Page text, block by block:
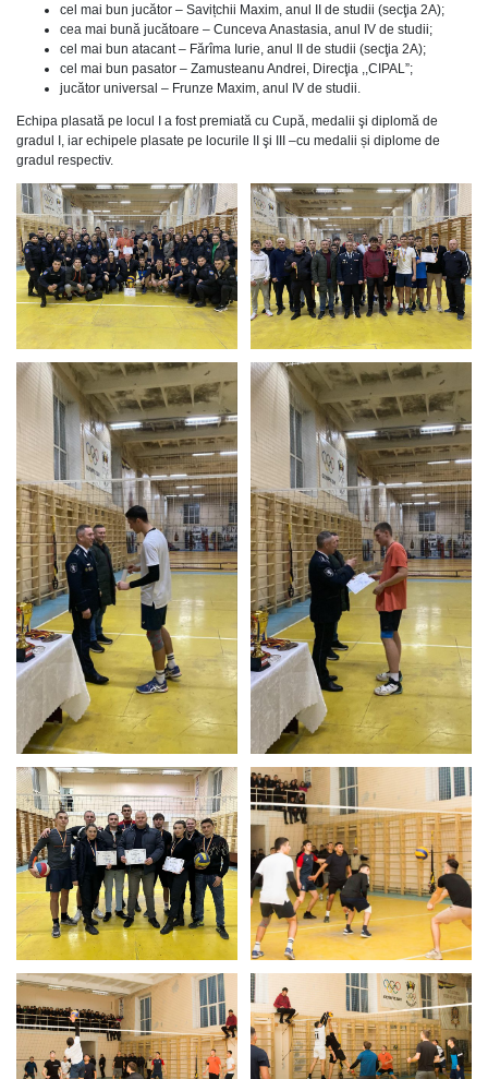
cel mai bun jucător – Savițchii Maxim, anul II de studii (secţia 2A);
cea mai bună jucătoare – Cunceva Anastasia, anul IV de studii;
cel mai bun atacant – Fărîma Iurie, anul II de studii (secţia 2A);
cel mai bun pasator – Zamusteanu Andrei, Direcţia ,,CIPAL”;
jucător universal – Frunze Maxim, anul IV de studii.
Echipa plasată pe locul I a fost premiată cu Cupă, medalii şi diplomă de
gradul I, iar echipele plasate pe locurile II şi III –cu medalii și diplome de
gradul respectiv.